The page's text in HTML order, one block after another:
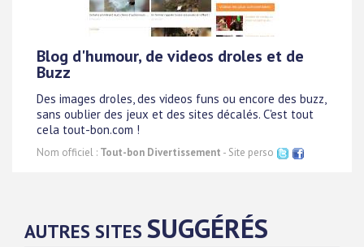
Blog d'humour, de videos droles et de
Buzz
Des images droles, des videos funs ou encore des buzz,
sans oublier des jeux et des sites décalés. C'est tout
cela tout-bon.com !
Nom officiel : Tout-bon Divertissement - Site perso
AUTRES SITES SUGGÉRÉS